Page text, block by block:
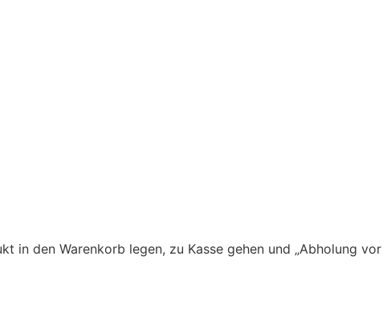
in den Warenkorb legen, zu Kasse gehen und „Abholung vor